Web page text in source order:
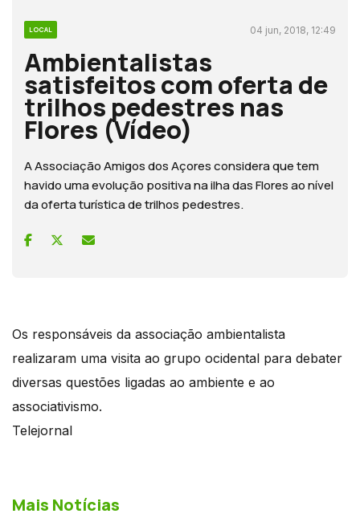
LOCAL 04 jun, 2018, 12:49
Ambientalistas
satisfeitos com oferta de
trilhos pedestres nas
Flores (Vídeo)
A Associação Amigos dos Açores considera que tem
havido uma evolução positiva na ilha das Flores ao nível
da oferta turística de trilhos pedestres.
Os responsáveis da associação ambientalista
realizaram uma visita ao grupo ocidental para debater
diversas questões ligadas ao ambiente e ao
associativismo.
Telejornal
Mais Notícias